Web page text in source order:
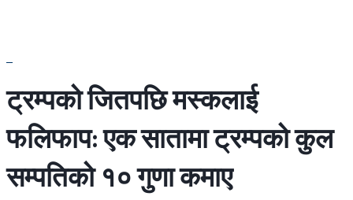
ट्रम्पको जितपछि मस्कलाई
फलिफाप: एक सातामा ट्रम्पको कुल
सम्पतिको १० गुणा कमाए